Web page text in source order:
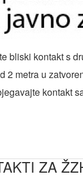
bliski kontakt s
2 metra u
kontakt
ZA